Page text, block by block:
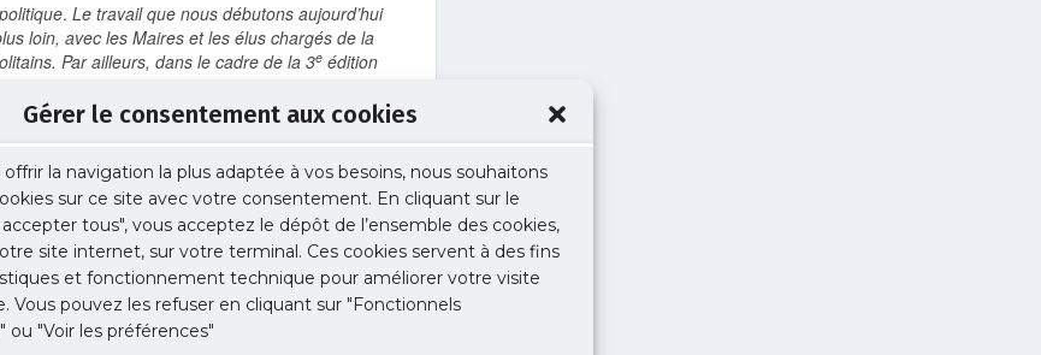
Gérer le consentement aux cookies
la navigation la plus adaptée à vos besoins, nous souhaitons
sur ce site avec votre consentement. En cliquant sur le
tous", vous acceptez le dépôt de l’ensemble des cookies,
site internet, sur votre terminal. Ces cookies servent à des fins
et fonctionnement technique pour améliorer votre visite
Vous pouvez les refuser en cliquant sur "Fonctionnels
ou "Voir les préférences"
. Le travail que nous débutons aujourd’hui
loin, avec les Maires et les élus chargés de la
Par ailleurs, dans le cadre de la 3e édition
candidats au concours d’intégrer autant
déclare :
alarmant, qui engage un risque vital pour les
important et de nombreux médecins sont
d’Île-de-France a dû ces derniers mois se
des appels d’urgence ou sur des sites
Il est urgent de se saisir du sujet et de donner aux
conditions matérielles et financières. »